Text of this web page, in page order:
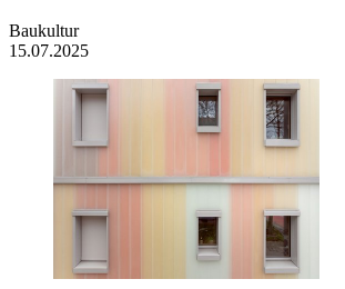
Baukultur
15.07.2025